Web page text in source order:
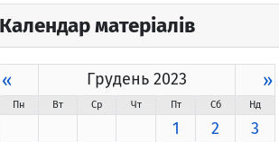
Календар матеріалів
« Грудень 2023 »
Пн Вт Ср Чт Пт Сб Нд
1 2
3